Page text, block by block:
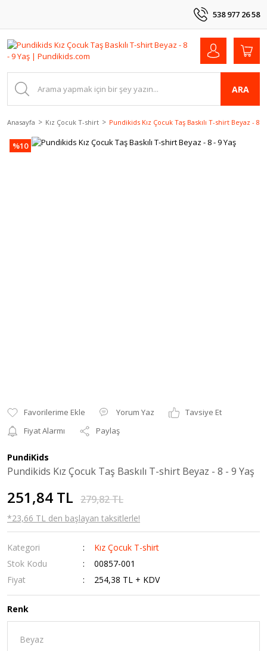
538 977 26 58
ARA
Anasayfa Kız Çocuk T-shirt Pundikids Kız Çocuk Taş Baskılı T-shirt Beyaz - 8 -
%10
Yorum Yaz
Tavsiye Et
Fiyat Alarmı
Paylaş
PundiKids
Pundikids Kız Çocuk Taş Baskılı T-shirt Beyaz - 8 - 9 Yaş
251,84 TL 279,82 TL
*23,66 TL den başlayan taksitlerle!
Kategori
Kız Çocuk T-shirt
Stok Kodu
00857-001
Fiyat
254,38 TL + KDV
Renk